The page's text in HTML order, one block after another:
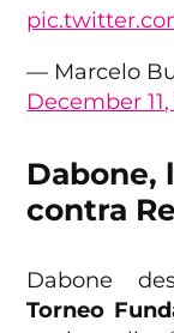
— Marcelo
December
Dabone,
contra
Dabone
Torneo